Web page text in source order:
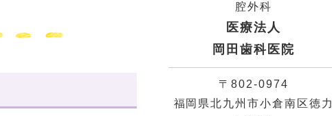
腔外科
医療法人
岡田歯科医院
〒802-0974
福岡県北九州市小倉南区徳力